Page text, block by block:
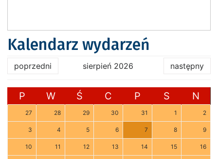
Kalendarz wydarzeń
poprzedni sierpień 2026 następny
P W Ś C P S N
27 28 29 30 31 1 2
3 4 5 6 7 8 9
10 11 12 13 14 15 16